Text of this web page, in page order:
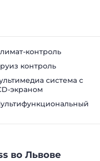
контроль
контроль
система с
экраном
во Львове